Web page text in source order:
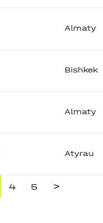
Almaty
Bishkek
Almaty
Atyrau
4 5 >